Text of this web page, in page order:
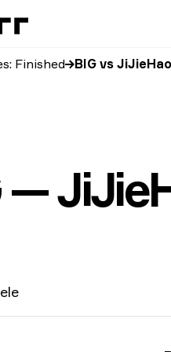
Finished BIG vs JiJieHao
—